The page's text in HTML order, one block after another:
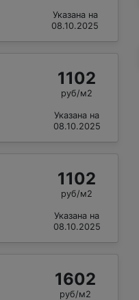
Указана на
08.10.2025
1102
руб/м2
Указана на
08.10.2025
1102
руб/м2
Указана на
08.10.2025
1602
руб/м2